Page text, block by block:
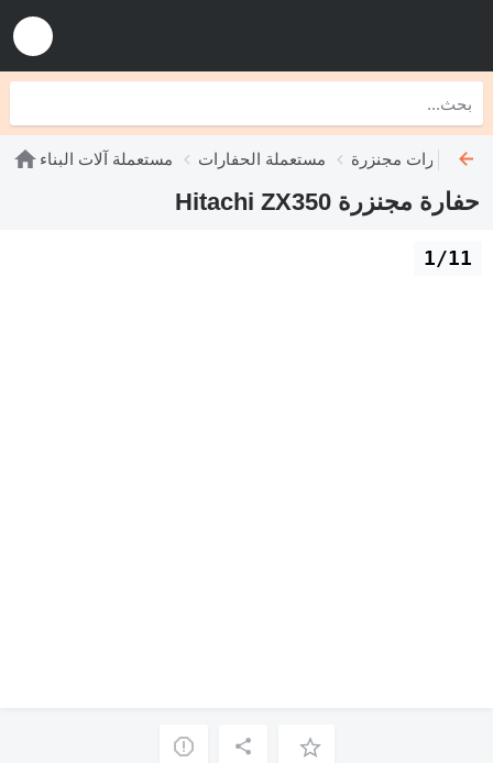
مستعملة آلات البناء مستعملة الحفارات حفارات مجنزرة
حفارة مجنزرة Hitachi ZX350
1/11